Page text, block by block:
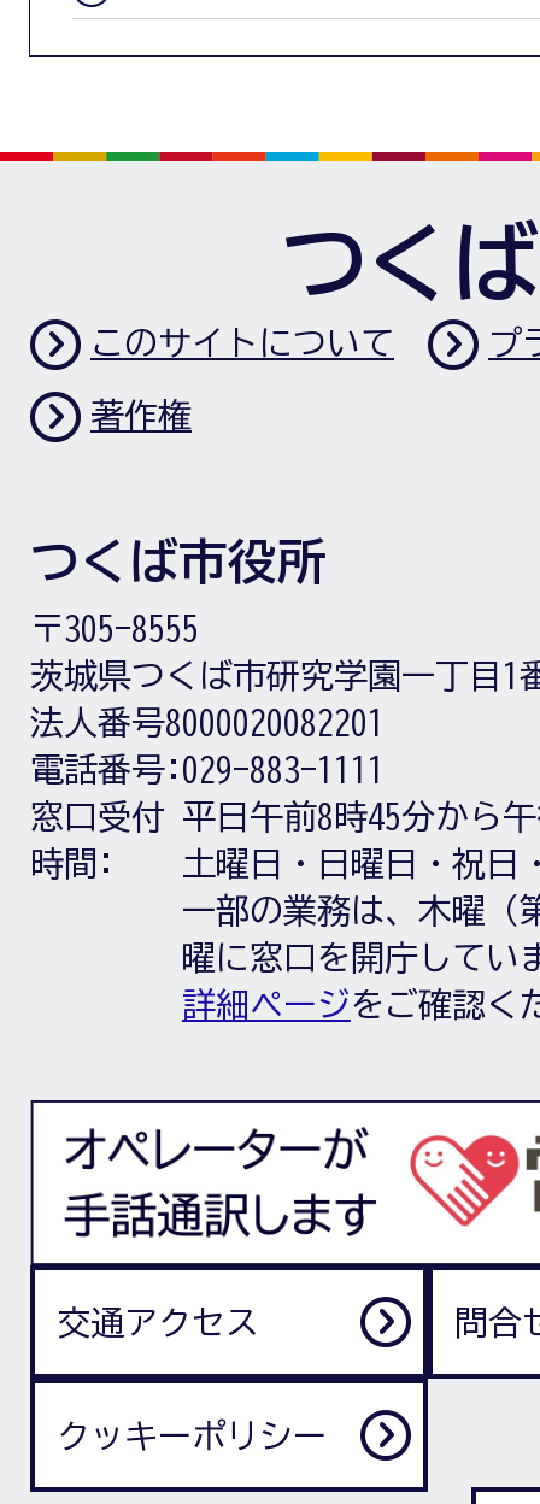
つく
このサイトについて プ
著作権
つくば市役所
〒305-8555
茨城県つくば市研究学園一丁目1
法人番号8000020082201
電話番号: 029-883-1111
窓口受付
時間:
平日午前8時45分から
土曜日・日曜日・祝日
一部の業務は、木曜（
曜に窓口を開庁してい
詳細ページをご確認く
交通アクセス 問合
クッキーポリシー